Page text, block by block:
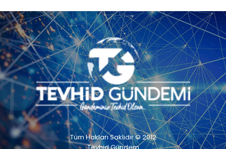
Tüm Hakları Saklıdır © 2012